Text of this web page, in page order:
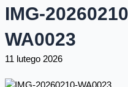
IMG-
WA0023
11 lutego 2026